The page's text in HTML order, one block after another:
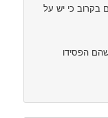
בקרוב כי יש על
הפסידו